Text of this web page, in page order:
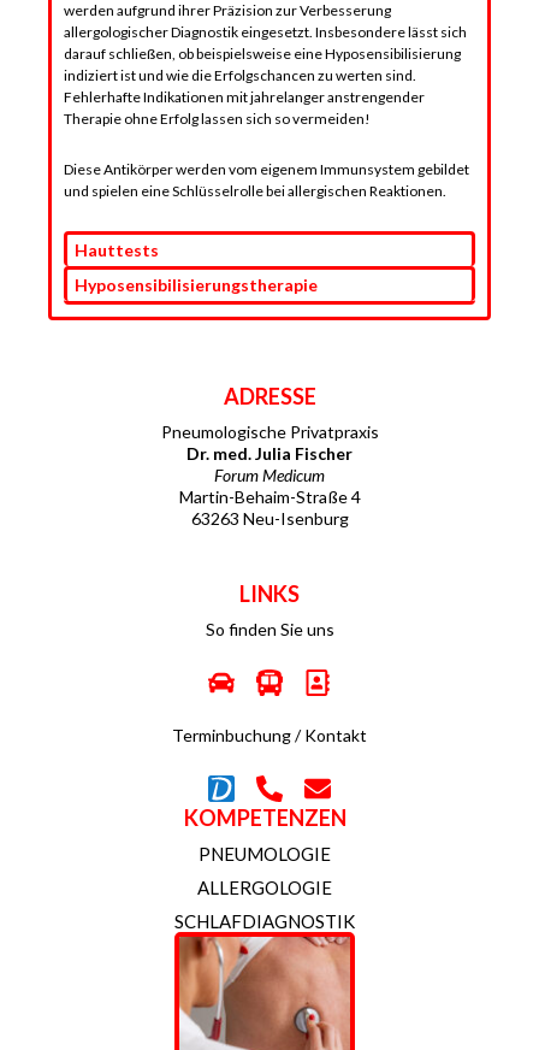
werden aufgrund ihrer Präzision zur Verbesserung
allergologischer Diagnostik eingesetzt. Insbesondere lässt sich
darauf schließen, ob beispielsweise eine Hyposensibilisierung
indiziert ist und wie die Erfolgschancen zu werten sind.
Fehlerhafte Indikationen mit jahrelanger anstrengender
Therapie ohne Erfolg lassen sich so vermeiden!
Diese Antikörper werden vom eigenem Immunsystem gebildet
und spielen eine Schlüsselrolle bei allergischen Reaktionen.
Hauttests
Hyposensibilisierungs­therapie
ADRESSE
Pneumologische Privatpraxis
Dr. med. Julia Fischer
Forum Medicum
Martin-Behaim-Straße 4
63263 Neu-Isenburg
LINKS
So finden Sie uns
Terminbuchung / Kontakt
KOMPETENZEN
PNEUMOLOGIE
ALLERGOLOGIE
SCHLAFDIAGNOSTIK